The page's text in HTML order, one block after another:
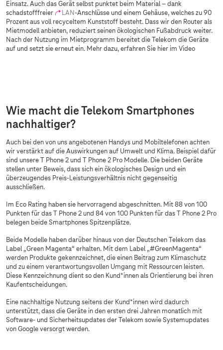
Einsatz. Auch das Gerät selbst punktet beim Material – dank
schadstofffreier
LAN-Anschlüsse und einem Gehäuse, welches zu 90
Prozent aus voll recyceltem Kunststoff besteht. Dass wir den Router als
Mietmodell anbieten, reduziert seinen ökologischen Fußabdruck weiter.
Nach der Nutzung im Mietprogramm bereitet die Telekom die Geräte
auf und setzt sie erneut ein. Mehr dazu, erfahren Sie hier im Video
Wie macht die Telekom Smartphones
nachhaltiger?
Auch bei den von uns angebotenen Handys und Mobiltelefonen achten
wir verstärkt auf die Auswirkungen auf Umwelt und Klima. Beispiel dafür
sind unsere T Phone 2 und T Phone 2 Pro Modelle. Die beiden Geräte
stellen unter Beweis, dass sich ein ökologisches Design und ein
überzeugendes Preis-Leistungsverhältnis nicht gegenseitig
ausschließen.
Im Eco Rating haben sie hervorragend abgeschnitten. Mit 88 von 100
Punkten für das T Phone 2 und 84 von 100 Punkten für das T Phone 2 Pro
belegen beide Smartphones Spitzenplätze.
Beide Modelle haben darüber hinaus von der Deutschen Telekom das
Label „Green Magenta“ erhalten. Mit dem Label „#GreenMagenta“
werden Produkte gekennzeichnet, die einen Beitrag zum Klimaschutz
und zu einem verantwortungsvollen Umgang mit Ressourcen leisten.
Diese Kennzeichnung dient so den Kund*innen als Orientierung bei ihren
Kaufentscheidungen.
Eine nachhaltige Nutzung seitens der Kund*innen wird dadurch
unterstützt, dass die Geräte in den ersten drei Jahren monatlich mit
Software- und Sicherheitsupdates der Telekom sowie Systemupdates
von Google versorgt werden.